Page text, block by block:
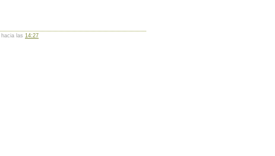
hacia las 14:27